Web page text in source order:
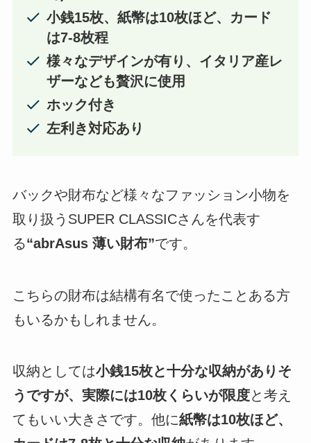
小銭15枚、紙幣は10枚ほど、カード
は7-8枚程
様々なデザインが有り、イタリア産レ
ザーなども贅沢に使用
ホック付き
左利き対応あり
バックや財布など様々なファッション小物を
取り扱うSUPER CLASSICさんを代表す
る“abrAsus 薄い財布”です。
こちらの財布は結構有名で使ったことある方
もいるかもしれません。
収納としては小銭15枚と十分な収納がありそ
うですが、実際には10枚くらいが限度と考え
てもいい大きさです。他に紙幣は10枚ほど、